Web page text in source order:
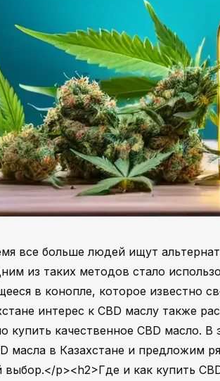
все больше людей ищут
из таких методов стало
в конопле, которое известно
интерес к CBD маслу также
купить качественное CBD масло.
масла в Казахстане и предложим
p><h2>Где и как купить